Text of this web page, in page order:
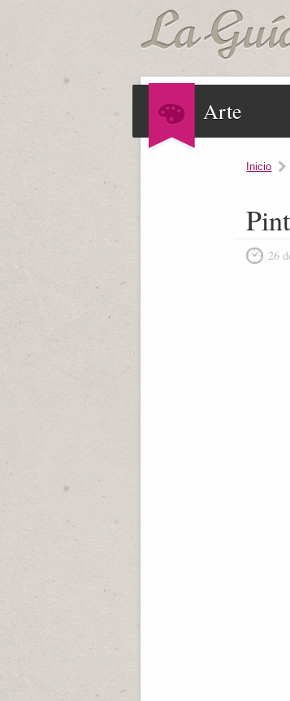
Arte
Inicio
26